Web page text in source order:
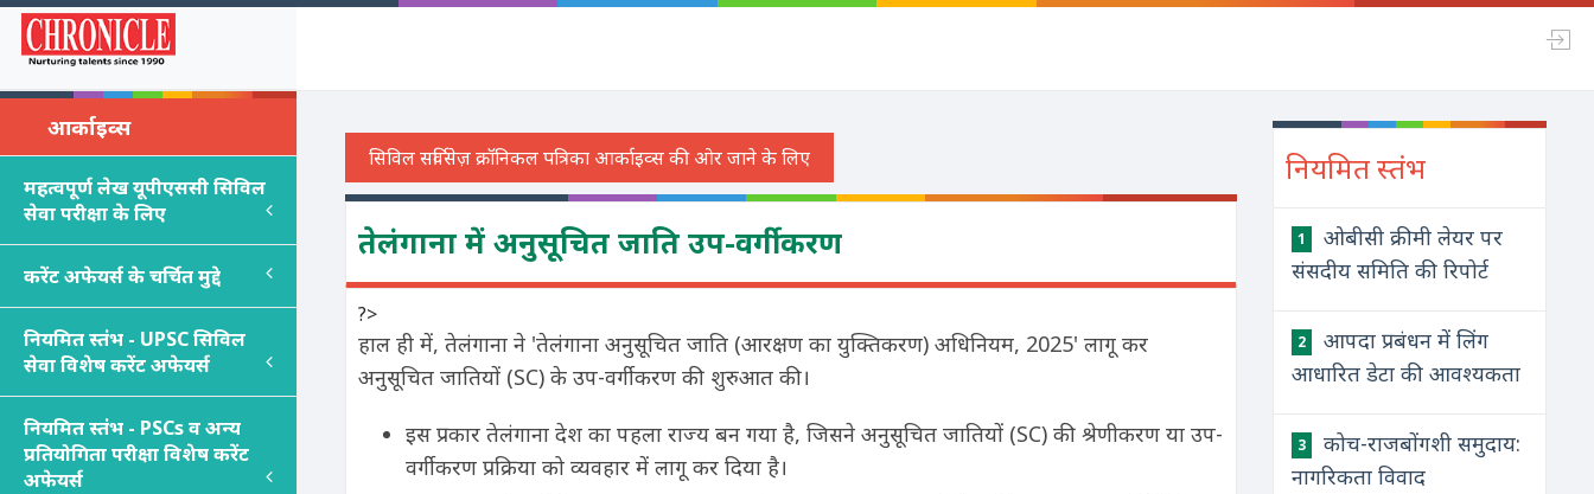
आर्काइव्स
महत्वपूर्ण लेख यूपीएससी सिविल
सेवा परीक्षा के लिए
करेंट अफेयर्स के चर्चित मुद्दे
नियमित स्तंभ - UPSC सिविल
सेवा विशेष करेंट अफेयर्स
नियमित स्तंभ - PSCsव अन्य
प्रतियोगिता परीक्षा विशेष करेंट
अफेयर्स
तेलंगाना में अनुसूचित जाति उप-वर्गीकरण
?>
हाल ही में, तेलंगाना ने 'तेलंगाना अनुसूचित जाति (आरक्षण का युक्तिकरण) अधिनियम, 2025' लागू कर
अनुसूचित जातियों (SC) के उप-वर्गीकरण की शुरुआत की।
इस प्रकार तेलंगाना देश का पहला राज्य बन गया है, जिसने अनुसूचित जातियों (SC) की श्रेणीकरण या उप-
वर्गीकरण प्रक्रिया को व्यवहार में लागू कर दिया है।
नियमित स्तंभ
1
ओबीसी क्रीमी लेयर पर
संसदीय समिति की रिपोर्ट
2
आपदा प्रबंधन में लिंग
आधारित डेटा की आवश्यकता
3
कोच-राजबोंगशी समुदाय:
नागरिकता विवाद